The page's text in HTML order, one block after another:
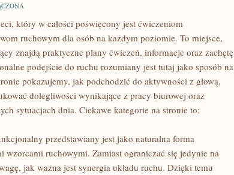
który w całości poświęcony jest ćwiczeniom
ruchowym dla osób na każdym poziomie. To miejsce,
znajdą praktyczne plany ćwiczeń, informacje oraz zachętę
podejście do ruchu rozumiany jest tutaj jako sposób na
pokazujemy, jak podchodzić do aktywności z głową,
dolegliwości wynikające z pracy biurowej oraz
sytuacjach dnia. Ciekawe kategorie na stronie to:
przedstawiany jest jako naturalna forma
wzorcami ruchowymi. Zamiast ograniczać się jedynie na
jak ważna jest synergia układu ruchu. Dzięki temu